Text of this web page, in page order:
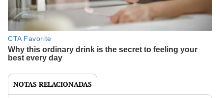
NOTAS RELACIONADAS